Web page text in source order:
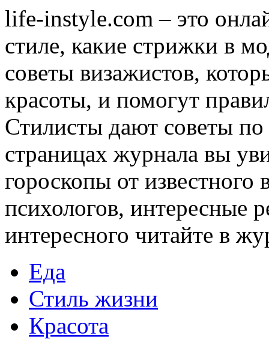
life-instyle.com – это
стиле, какие стрижки в
советы визажистов,
красоты, и помогут
Стилисты дают советы
страницах журнала вы
гороскопы от известного
психологов, интересные
интересного читайте в
Еда
Стиль жизни
Красота